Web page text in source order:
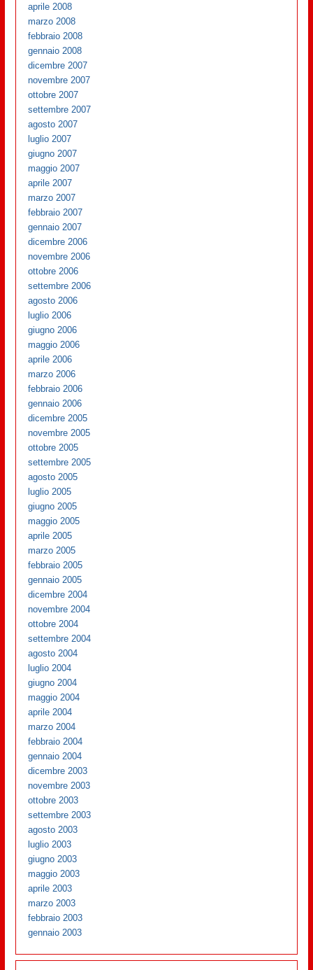
aprile 2008
marzo 2008
febbraio 2008
gennaio 2008
dicembre 2007
novembre 2007
ottobre 2007
settembre 2007
agosto 2007
luglio 2007
giugno 2007
maggio 2007
aprile 2007
marzo 2007
febbraio 2007
gennaio 2007
dicembre 2006
novembre 2006
ottobre 2006
settembre 2006
agosto 2006
luglio 2006
giugno 2006
maggio 2006
aprile 2006
marzo 2006
febbraio 2006
gennaio 2006
dicembre 2005
novembre 2005
ottobre 2005
settembre 2005
agosto 2005
luglio 2005
giugno 2005
maggio 2005
aprile 2005
marzo 2005
febbraio 2005
gennaio 2005
dicembre 2004
novembre 2004
ottobre 2004
settembre 2004
agosto 2004
luglio 2004
giugno 2004
maggio 2004
aprile 2004
marzo 2004
febbraio 2004
gennaio 2004
dicembre 2003
novembre 2003
ottobre 2003
settembre 2003
agosto 2003
luglio 2003
giugno 2003
maggio 2003
aprile 2003
marzo 2003
febbraio 2003
gennaio 2003